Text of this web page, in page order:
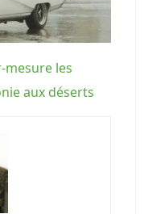
mesure les
aux déserts